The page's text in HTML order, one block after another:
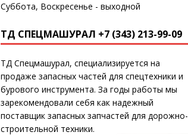
Суббота, Воскресенье - выходной
ТД СПЕЦМАШУРАЛ +7 (343) 213-99-09
ТД Спецмашурал, специализируется на
продаже запасных частей для спецтехники и
бурового инструмента. За годы работы мы
зарекомендовали себя как надежный
поставщик запасных запчастей для дорожно-
строительной техники.